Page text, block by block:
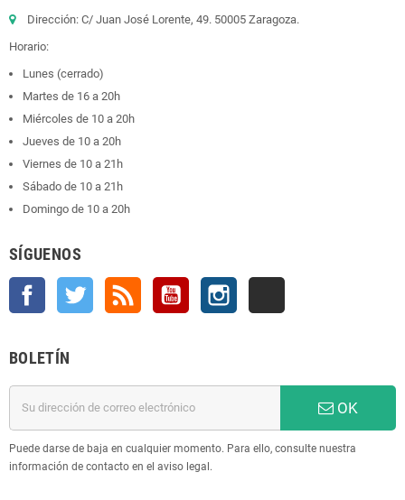
Dirección: C/ Juan José Lorente, 49. 50005 Zaragoza.
Horario:
Lunes (cerrado)
Martes de 16 a 20h
Miércoles de 10 a 20h
Jueves de 10 a 20h
Viernes de 10 a 21h
Sábado de 10 a 21h
Domingo de 10 a 20h
SÍGUENOS
Facebook Twitter Rss YouTube Instagram
BOLETÍN
OK
Puede darse de baja en cualquier momento. Para ello, consulte nuestra
información de contacto en el aviso legal.